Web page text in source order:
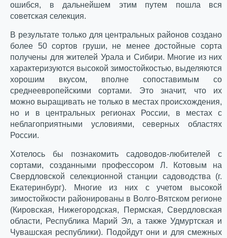
ошибся, в дальнейшем этим путем пошла вся
советская селекция.
В результате только для центральных районов создано
более 50 сортов груши, не менее достойные сорта
получены для жителей Урала и Сибири. Многие из них
характеризуются высокой зимостойкостью, выделяются
хорошим вкусом, вполне сопоставимым со
среднеевропейскими сортами. Это значит, что их
можно выращивать не только в местах происхождения,
но и в центральных регионах России, в местах с
неблагоприятными условиями, северных областях
России.
Хотелось бы познакомить садоводов-любителей с
сортами, созданными профессором Л. Котовым на
Свердловской селекционной станции садоводства (г.
Екатеринбург). Многие из них с учетом высокой
зимостойкости районированы в Волго-Вятском регионе
(Кировская, Нижегородская, Пермская, Свердловская
области, Республика Марий Эл, а также Удмуртская и
Чувашская республики). Подойдут они и для смежных